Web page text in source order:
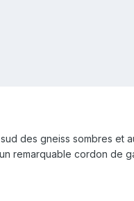
des gneiss sombres et
remarquable cordon de